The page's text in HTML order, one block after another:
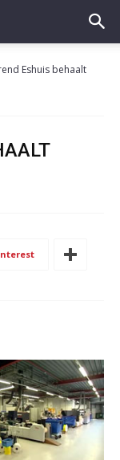
Eshuis behaalt